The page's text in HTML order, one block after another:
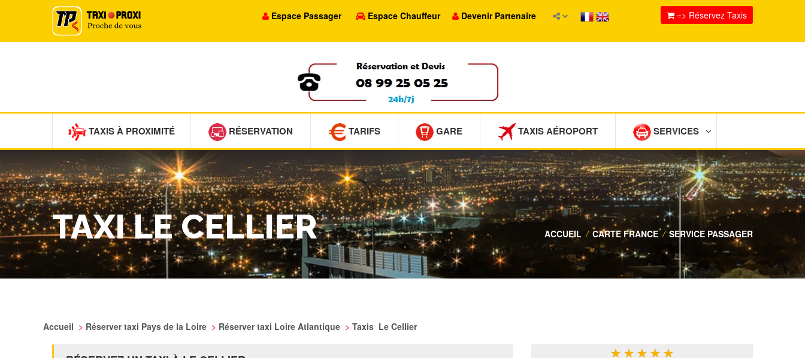
Espace Passager Espace Chauffeur Devenir Partenaire => Réservez Taxis
TAXIS À PROXIMITÉ RÉSERVATION TARIFS GARE TAXIS AÉROPORT SERVICES
TAXI LE CELLIER ACCUEIL / CARTE FRANCE / SERVICE PASSAGER
Accueil > Réserver taxi Pays de la Loire > Réserver taxi Loire Atlantique > Taxis Le Cellier
★ ★ ★ ★ ★